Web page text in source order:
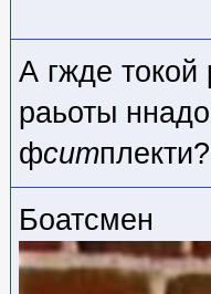
А гжде
раьоты
фcumплекти?
Боатсмен